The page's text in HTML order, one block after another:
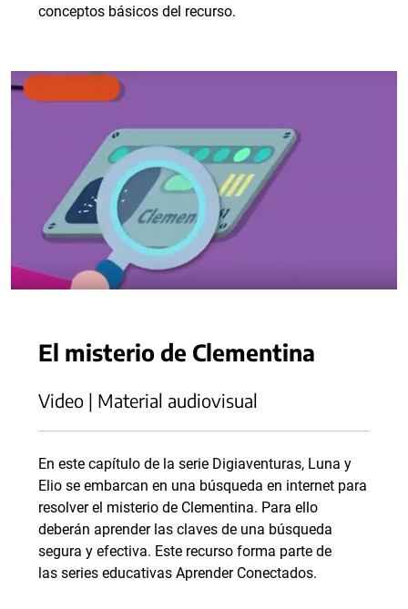
conceptos básicos del recurso.
El misterio de Clementina
Video | Material audiovisual
En este capítulo de la serie Digiaventuras, Luna y
Elio se embarcan en una búsqueda en internet para
resolver el misterio de Clementina. Para ello
deberán aprender las claves de una búsqueda
segura y efectiva. Este recurso forma parte de
las series educativas Aprender Conectados.